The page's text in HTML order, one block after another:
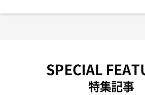
SPECIAL
特集記事